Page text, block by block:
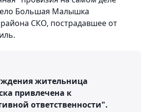
Большая Малышка
СКО, пострадавшее от
жительница
привлечена к
ответственности".